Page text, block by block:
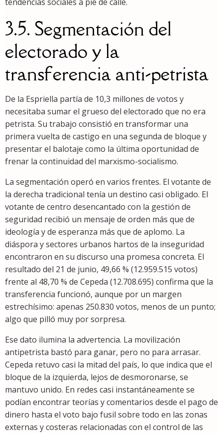
3.5. Segmentación del
electorado y la
transferencia anti-petrista
De la Espriella partía de 10,3 millones de votos y
necesitaba sumar el grueso del electorado que no era
petrista. Su trabajo consistió en transformar una
primera vuelta de castigo en una segunda de bloque y
presentar el balotaje como la última oportunidad de
frenar la continuidad del marxismo-socialismo.
La segmentación operó en varios frentes. El votante de
la derecha tradicional tenía un destino casi obligado. El
votante de centro desencantado con la gestión de
seguridad recibió un mensaje de orden más que de
ideología y de esperanza más que de aplomo. La
diáspora y sectores urbanos hartos de la inseguridad
encontraron en su discurso una promesa concreta. El
resultado del 21 de junio, 49,66 % (12.959.515 votos)
frente al 48,70 % de Cepeda (12.708.695) confirma que la
transferencia funcionó, aunque por un margen
estrechísimo: apenas 250.830 votos, menos de un punto;
algo que pilló muy por sorpresa.
Ese dato ilumina la advertencia. La movilización
antipetrista bastó para ganar, pero no para arrasar.
Cepeda retuvo casi la mitad del país, lo que indica que el
bloque de la izquierda, lejos de desmoronarse, se
mantuvo unido. En redes casi instantáneamente se
podían encontrar teorías y comentarios desde el pago de
dinero hasta el voto bajo fusil sobre todo en las zonas
externas y costeras relacionadas con el control de las